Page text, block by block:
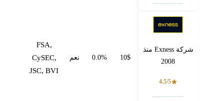
شركة Exness منذ
2008
4.5/5
10$
0.0% نعم
FSA,
CySEC,
JSC, BVI